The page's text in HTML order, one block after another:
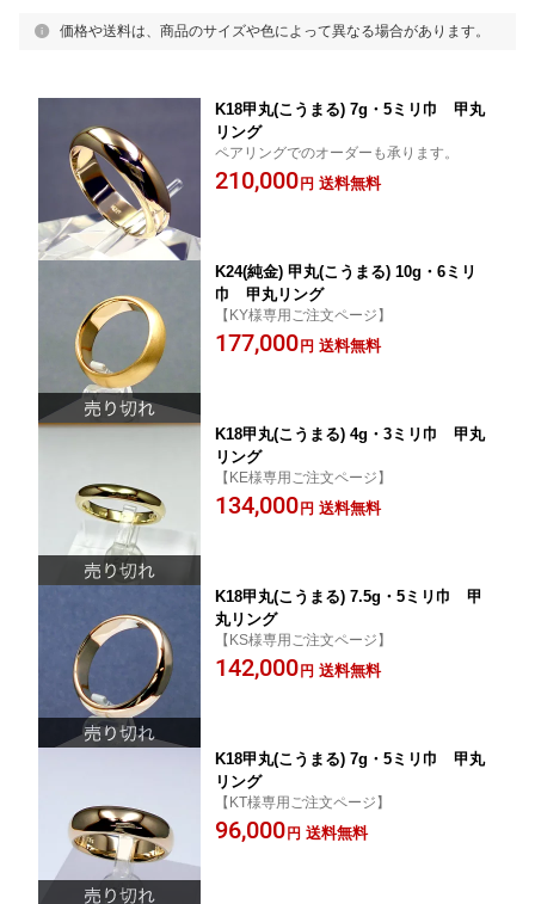
価格や送料は、商品のサイズや色によって異なる場合があります。
K18甲丸(こうまる) 7g・5ミリ巾 甲丸
リング
ペアリングでのオーダーも承ります。
210,000円 送料無料
K24(純金) 甲丸(こうまる) 10g・6ミリ
巾 甲丸リング
【KY様専用ご注文ページ】
177,000円 送料無料
K18甲丸(こうまる) 4g・3ミリ巾 甲丸
リング
【KE様専用ご注文ページ】
134,000円 送料無料
K18甲丸(こうまる) 7.5g・5ミリ巾 甲
丸リング
【KS様専用ご注文ページ】
142,000円 送料無料
K18甲丸(こうまる) 7g・5ミリ巾 甲丸
リング
【KT様専用ご注文ページ】
96,000円 送料無料